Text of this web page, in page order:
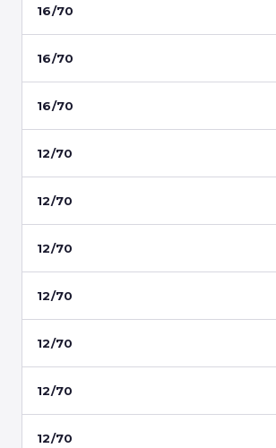
16/70
16/70
16/70
12/70
12/70
12/70
12/70
12/70
12/70
12/70